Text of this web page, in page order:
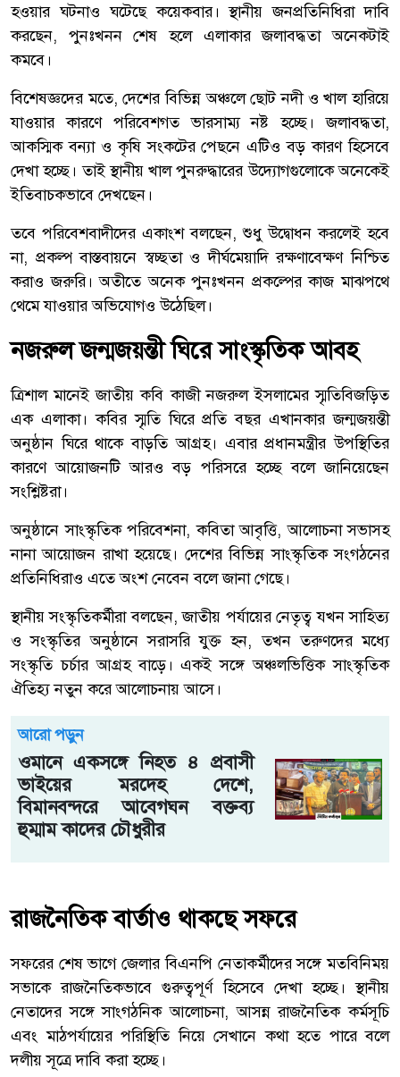
হওয়ার ঘটনাও ঘটেছে কয়েকবার। স্থানীয় জনপ্রতিনিধিরা দাবি
করছেন, পুনঃখনন শেষ হলে এলাকার জলাবদ্ধতা অনেকটাই
কমবে।
বিশেষজ্ঞদের মতে, দেশের বিভিন্ন অঞ্চলে ছোট নদী ও খাল হারিয়ে
যাওয়ার কারণে পরিবেশগত ভারসাম্য নষ্ট হচ্ছে। জলাবদ্ধতা,
আকস্মিক বন্যা ও কৃষি সংকটের পেছনে এটিও বড় কারণ হিসেবে
দেখা হচ্ছে। তাই স্থানীয় খাল পুনরুদ্ধারের উদ্যোগগুলোকে অনেকেই
ইতিবাচকভাবে দেখছেন।
তবে পরিবেশবাদীদের একাংশ বলছেন, শুধু উদ্বোধন করলেই হবে
না, প্রকল্প বাস্তবায়নে স্বচ্ছতা ও দীর্ঘমেয়াদি রক্ষণাবেক্ষণ নিশ্চিত
করাও জরুরি। অতীতে অনেক পুনঃখনন প্রকল্পের কাজ মাঝপথে
থেমে যাওয়ার অভিযোগও উঠেছিল।
নজরুল জন্মজয়ন্তী ঘিরে সাংস্কৃতিক আবহ
ত্রিশাল মানেই জাতীয় কবি কাজী নজরুল ইসলামের স্মৃতিবিজড়িত
এক এলাকা। কবির স্মৃতি ঘিরে প্রতি বছর এখানকার জন্মজয়ন্তী
অনুষ্ঠান ঘিরে থাকে বাড়তি আগ্রহ। এবার প্রধানমন্ত্রীর উপস্থিতির
কারণে আয়োজনটি আরও বড় পরিসরে হচ্ছে বলে জানিয়েছেন
সংশ্লিষ্টরা।
অনুষ্ঠানে সাংস্কৃতিক পরিবেশনা, কবিতা আবৃত্তি, আলোচনা সভাসহ
নানা আয়োজন রাখা হয়েছে। দেশের বিভিন্ন সাংস্কৃতিক সংগঠনের
প্রতিনিধিরাও এতে অংশ নেবেন বলে জানা গেছে।
স্থানীয় সংস্কৃতিকর্মীরা বলছেন, জাতীয় পর্যায়ের নেতৃত্ব যখন সাহিত্য
ও সংস্কৃতির অনুষ্ঠানে সরাসরি যুক্ত হন, তখন তরুণদের মধ্যে
সংস্কৃতি চর্চার আগ্রহ বাড়ে। একই সঙ্গে অঞ্চলভিত্তিক সাংস্কৃতিক
ঐতিহ্য নতুন করে আলোচনায় আসে।
আরো পড়ুন
ওমানে একসঙ্গে নিহত ৪ প্রবাসী
ভাইয়ের মরদেহ দেশে,
বিমানবন্দরে আবেগঘন বক্তব্য
হুম্মাম কাদের চৌধুরীর
রাজনৈতিক বার্তাও থাকছে সফরে
সফরের শেষ ভাগে জেলার বিএনপি নেতাকর্মীদের সঙ্গে মতবিনিময়
সভাকে রাজনৈতিকভাবে গুরুত্বপূর্ণ হিসেবে দেখা হচ্ছে। স্থানীয়
নেতাদের সঙ্গে সাংগঠনিক আলোচনা, আসন্ন রাজনৈতিক কর্মসূচি
এবং মাঠপর্যায়ের পরিস্থিতি নিয়ে সেখানে কথা হতে পারে বলে
দলীয় সূত্রে দাবি করা হচ্ছে।